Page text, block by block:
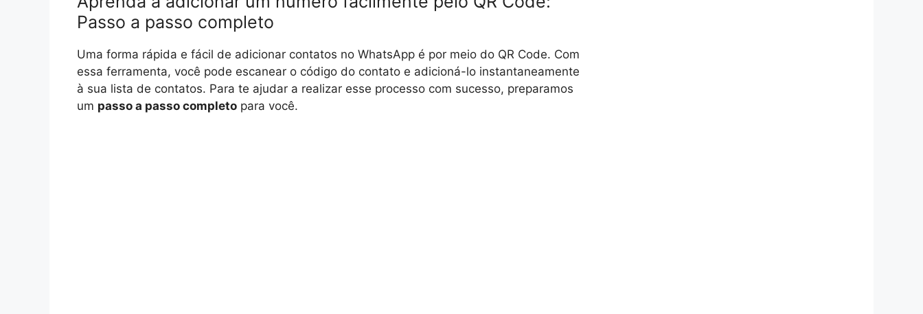
Passo a passo completo
Uma forma rápida e fácil de adicionar contatos no WhatsApp é por meio do QR Code. Com
essa ferramenta, você pode escanear o código do contato e adicioná-lo instantaneamente
à sua lista de contatos. Para te ajudar a realizar esse processo com sucesso, preparamos
um passo a passo completo para você.